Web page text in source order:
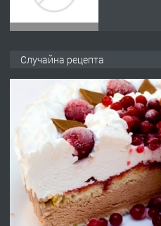
ПРЕДЛАГА Работа
Случайна рецепта